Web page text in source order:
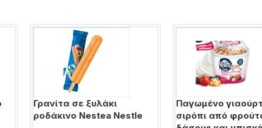
Γρανίτα σε ξυλάκι
ροδάκινο Nestea Nestle
Παγωμένο
σιρόπι από